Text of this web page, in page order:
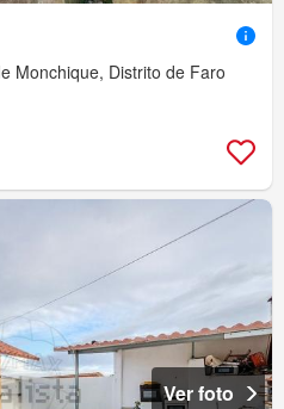
Monchique, Distrito de Faro
Ver foto